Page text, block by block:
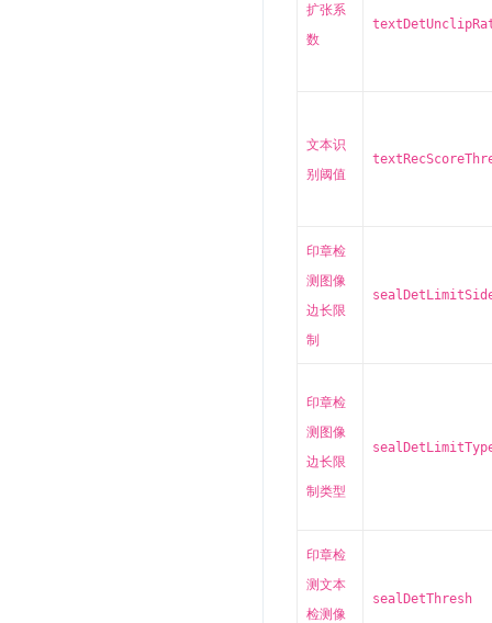
扩张系
数
文本识
别阈值
印章检
测图像
边长限
制
印章检
测图像
边长限
制类型
印章检
测文本
检测像
sealDetThresh